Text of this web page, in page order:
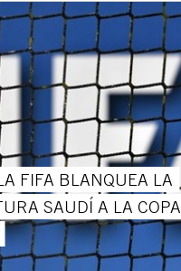
FIFA BLANQUEA LA
SAUDÍ A LA COPA